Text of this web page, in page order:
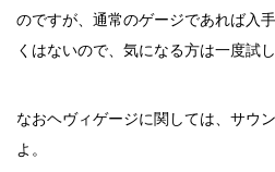
のですが、通常のゲージであれば入
くはないので、気になる方は一度試
なおヘヴィゲージに関しては、サウ
よ。